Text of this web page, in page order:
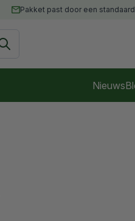
Pakket past door een standaard
Nieuws